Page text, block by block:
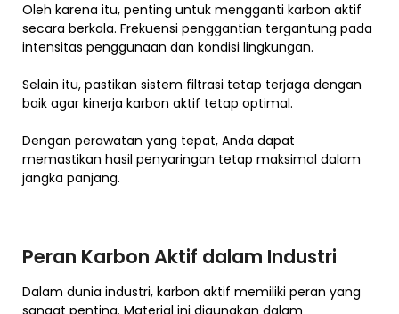
Oleh karena itu, penting untuk mengganti karbon aktif
secara berkala. Frekuensi penggantian tergantung pada
intensitas penggunaan dan kondisi lingkungan.
Selain itu, pastikan sistem filtrasi tetap terjaga dengan
baik agar kinerja karbon aktif tetap optimal.
Dengan perawatan yang tepat, Anda dapat
memastikan hasil penyaringan tetap maksimal dalam
jangka panjang.
Peran Karbon Aktif dalam Industri
Dalam dunia industri, karbon aktif memiliki peran yang
sangat penting. Material ini digunakan dalam